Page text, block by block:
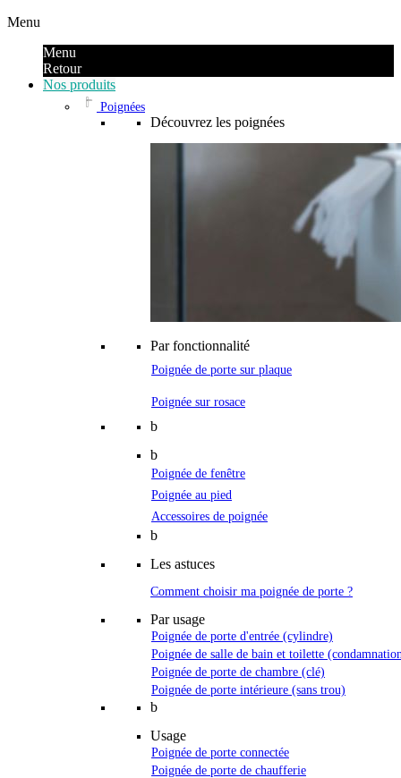
Menu
Menu
Retour
Nos produits
Poignées
Découvrez les poignées
Par fonctionnalité
Poignée de porte sur plaque
Poignée sur rosace
b
b
Poignée de fenêtre
Poignée au pied
Accessoires de poignée
b
Les astuces
Comment choisir ma poignée de porte ?
Par usage
Poignée de porte d'entrée (cylindre)
Poignée de salle de bain et toilette
Poignée de porte de chambre (clé)
Poignée de porte intérieure (sans trou)
b
Usage
Poignée de porte connectée
Poignée de porte de chaufferie